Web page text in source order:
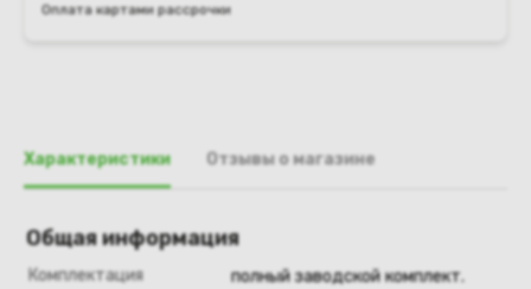
Оплата картами рассрочки
Характеристики Отзывы о магазине
Общая информация
Комплектация
полный заводской комплект.